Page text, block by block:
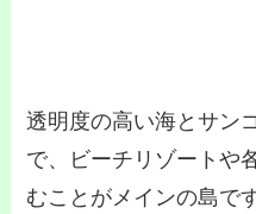
透明度の高い海とサン
で、ビーチリゾートや
むことがメインの島です